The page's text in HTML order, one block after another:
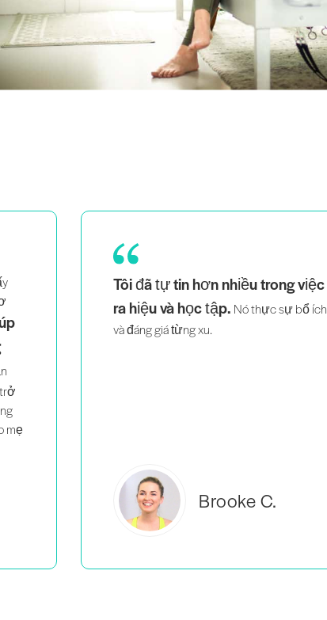
mẹ
Tôi đã tự tin hơn nhiều trong việc
ra hiệu và học tập. Nó thực sự bổ ích
và đáng giá từng xu.
Brooke C.